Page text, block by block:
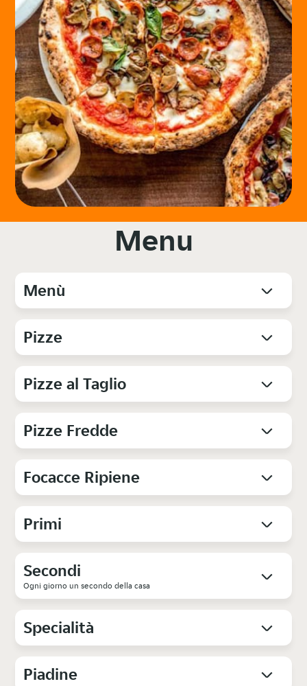
Menu
Menù
Pizze
Pizze al Taglio
Pizze Fredde
Focacce Ripiene
Primi
Secondi
Ogni giorno un secondo della casa
Specialità
Piadine